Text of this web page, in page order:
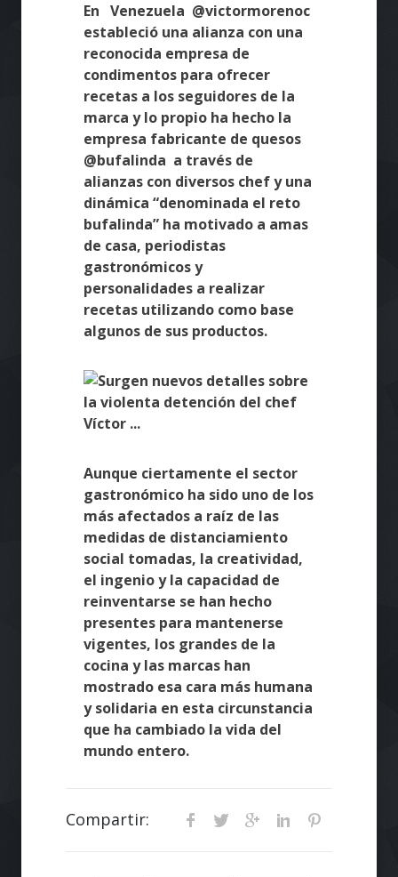
En Venezuela @victormorenoc
estableció una alianza con una
reconocida empresa de
condimentos para ofrecer
recetas a los seguidores de la
marca y lo propio ha hecho la
empresa fabricante de quesos
@bufalinda a través de
alianzas con diversos chef y una
dinámica “denominada el reto
bufalinda” ha motivado a amas
de casa, periodistas
gastronómicos y
personalidades a realizar
recetas utilizando como base
algunos de sus productos.
Aunque ciertamente el sector
gastronómico ha sido uno de los
más afectados a raíz de las
medidas de distanciamiento
social tomadas, la creatividad,
el ingenio y la capacidad de
reinventarse se han hecho
presentes para mantenerse
vigentes, los grandes de la
cocina y las marcas han
mostrado esa cara más humana
y solidaria en esta circunstancia
que ha cambiado la vida del
mundo entero.
Compartir: